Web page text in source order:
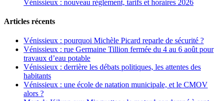
Vénissieux : nouveau règlement, tarifs et horaires 2026
Articles récents
Vénissieux : pourquoi Michèle Picard reparle de sécurité ?
Vénissieux : rue Germaine Tillion fermée du 4 au 6 août pour
travaux d’eau potable
Vénissieux : derrière les débats politiques, les attentes des
habitants
Vénissieux : une école de natation municipale, et le CMOV
alors ?